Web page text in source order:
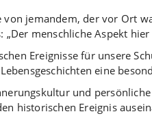
von jemandem, der vor Ort
menschliche Aspekt
Ereignisse für unsere
eine
und
historischen Ereignis